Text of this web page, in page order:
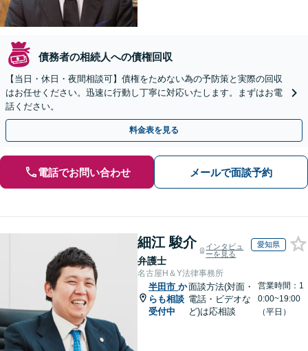
債務者の相続人への債権回収
【当日・休日・夜間相談可】債権をためない為の予防策と実際の回収
はお任せください。迅速に行動し丁寧に対応いたします。まずはお電
話ください。
料金表を見る
電話でお問い合わせ メールで面談予約
細江 駿介
弁護士
インタビュ
ーを見る
愛知県
名古屋H＆Y法律事務所
半田市 か
らも相談
受付中
面談方法(対面・
電話・ビデオな
ど)は応相談
営業時間：1
0:00~19:00
（平日）